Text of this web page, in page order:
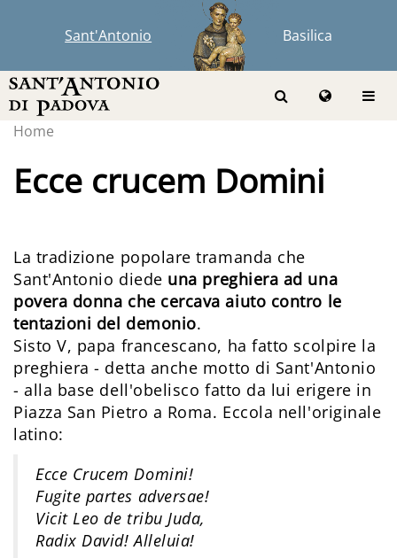
Sant'Antonio Basilica
Home
Ecce crucem Domini
La tradizione popolare tramanda che
Sant'Antonio diede una preghiera ad una
povera donna che cercava aiuto contro le
tentazioni del demonio.
Sisto V, papa francescano, ha fatto scolpire la
preghiera - detta anche motto di Sant'Antonio
- alla base dell'obelisco fatto da lui erigere in
Piazza San Pietro a Roma. Eccola nell'originale
latino:
Ecce Crucem Domini!
Fugite partes adversae!
Vicit Leo de tribu Juda,
Radix David! Alleluia!